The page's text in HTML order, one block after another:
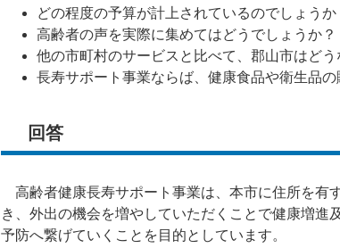
どの程度の予算が計上されているのでしょうか
高齢者の声を実際に集めてはどうでしょうか？
他の市町村のサービスと比べて、郡山市はどう
長寿サポート事業ならば、健康食品や衛生品
回答
高齢者健康長寿サポート事業は、本市に住所を有
き、外出の機会を増やしていただくことで健康増
予防へ繋げていくことを目的としています。